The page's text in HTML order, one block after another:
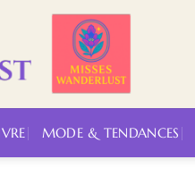
MODE & TENDANCES